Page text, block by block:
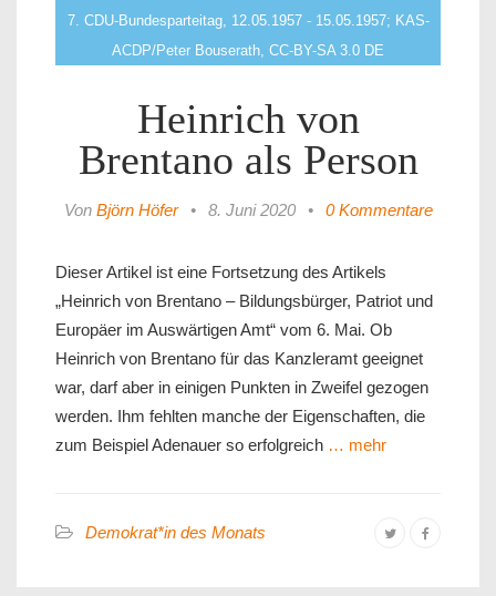
7. CDU-Bundesparteitag, 12.05.1957 - 15.05.1957; KAS-
ACDP/Peter Bouserath, CC-BY-SA 3.0 DE
Heinrich von
Brentano als Person
Von Björn Höfer • 8. Juni 2020 • 0 Kommentare
Dieser Artikel ist eine Fortsetzung des Artikels
„Heinrich von Brentano – Bildungsbürger, Patriot und
Europäer im Auswärtigen Amt“ vom 6. Mai. Ob
Heinrich von Brentano für das Kanzleramt geeignet
war, darf aber in einigen Punkten in Zweifel gezogen
werden. Ihm fehlten manche der Eigenschaften, die
zum Beispiel Adenauer so erfolgreich … mehr
Demokrat*in des Monats